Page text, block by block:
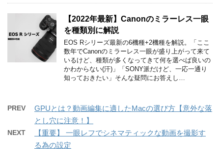
【2022年最新】Canonのミラーレス一眼
を種類別に解説
EOS Rシリーズ最新の6機種+2機種を解説。「ここ
数年でCanonのミラーレス一眼が盛り上がって来て
いるけど、種類が多くなってきて何を選べば良いの
かわからない(汗)」「SONY派だけど、一応一通り
知っておきたい」そんな疑問にお答えし…
PREV
GPUとは？動画編集に適したMacの選び方【意外な落
とし穴に注意！】
NEXT
【重要】 一眼レフでシネマティックな動画を撮影す
る為の設定